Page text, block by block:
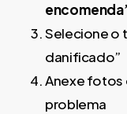
Selecione o
danificado”
Anexe fotos
problema